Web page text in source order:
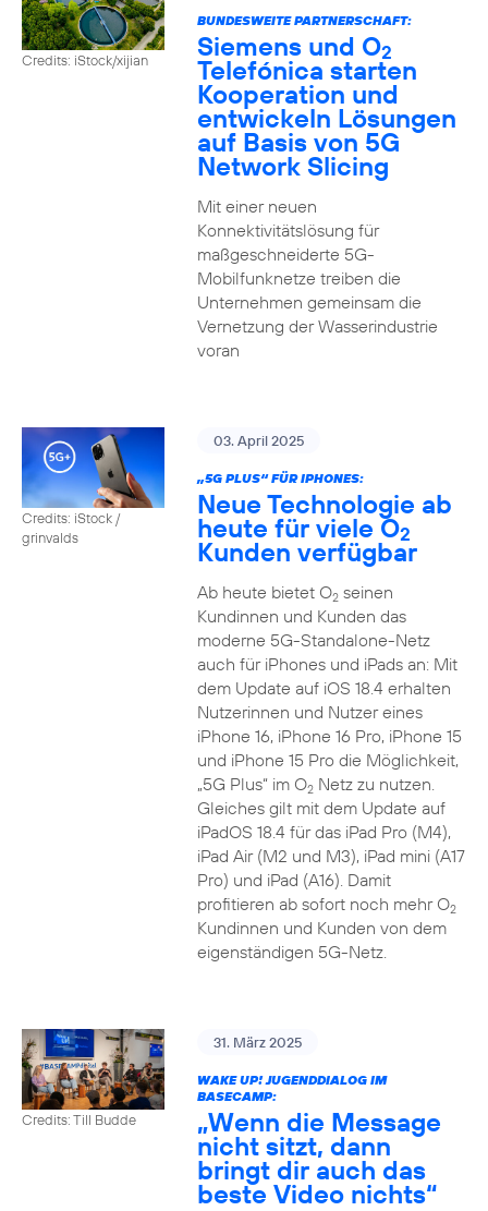
Credits: iStock/xijian
BUNDESWEITE PARTNERSCHAFT:
Siemens und O2
Telefónica starten
Kooperation und
entwickeln Lösungen
auf Basis von 5G
Network Slicing
Mit einer neuen
Konnektivitätslösung für
maßgeschneiderte 5G-
Mobilfunknetze treiben die
Unternehmen gemeinsam die
Vernetzung der Wasserindustrie
voran
Credits: iStock /
grinvalds
03. April 2025
„5G PLUS“ FÜR IPHONES:
Neue Technologie ab
heute für viele O2
Kunden verfügbar
Ab heute bietet O2seinen
Kundinnen und Kunden das
moderne 5G-Standalone-Netz
auch für iPhones und iPads an: Mit
dem Update auf iOS 18.4 erhalten
Nutzerinnen und Nutzer eines
iPhone 16, iPhone 16 Pro, iPhone 15
und iPhone 15 Pro die Möglichkeit,
„5G Plus“ im O2Netz zu nutzen.
Gleiches gilt mit dem Update auf
iPadOS 18.4 für das iPad Pro (M4),
iPad Air (M2 und M3), iPad mini (A17
Pro) und iPad (A16). Damit
profitieren ab sofort noch mehr O2
Kundinnen und Kunden von dem
eigenständigen 5G-Netz.
Credits: Till Budde
31. März 2025
WAKE UP! JUGENDDIALOG IM
BASECAMP:
„Wenn die Message
nicht sitzt, dann
bringt dir auch das
beste Video nichts“